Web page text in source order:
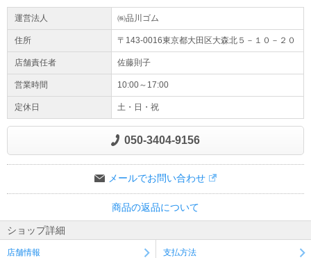
運営法人 ㈱品川ゴム
住所 〒143-0016東京都大田区大森北５－１０－２０
店舗責任者 佐藤則子
営業時間 10:00～17:00
定休日 土・日・祝
050-3404-9156
メールでお問い合わせ
商品の返品について
ショップ詳細
店舗情報 支払方法